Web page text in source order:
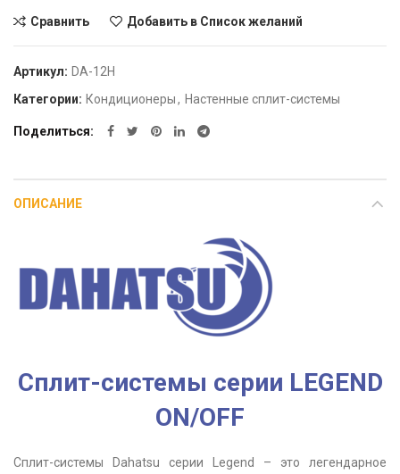
Сравнить Добавить в Список желаний
Артикул: DA-12H
Категории: Кондиционеры, Настенные сплит-системы
Поделиться
ОПИСАНИЕ
Сплит-системы серии LEGEND
ON/OFF
Сплит-системы Dahatsu серии Legend – это легендарное